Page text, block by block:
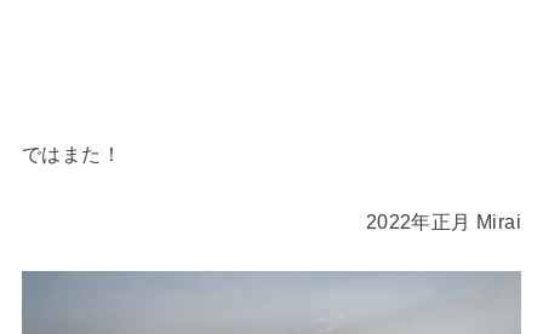
ではまた！
2022年正月 Mirai